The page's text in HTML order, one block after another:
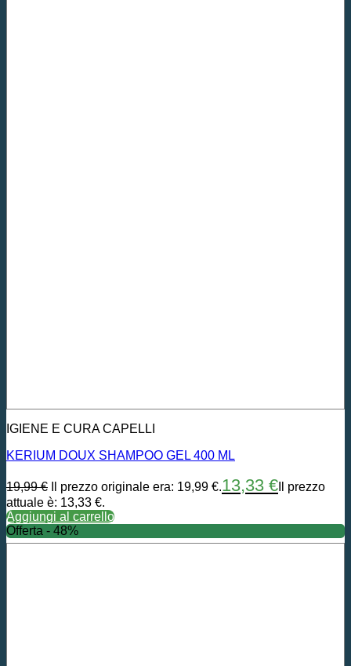
IGIENE E CURA CAPELLI
KERIUM DOUX SHAMPOO GEL 400 ML
19,99€ Il prezzo originale era: 19,99 €.13,33 € Il prezzo
attuale è: 13,33 €.
Aggiungi al carrello
Offerta - 48%